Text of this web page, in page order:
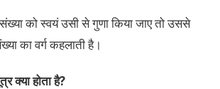
को स्वयं उसी से गुणा किया जाए तो उससे
का वर्ग कहलाती है।
क्या होता है?